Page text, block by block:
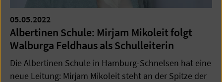
05.05.2022
Albertinen Schule: Mirjam Mikoleit folgt
Walburga Feldhaus als Schulleiterin
Die Albertinen Schule in Hamburg-Schnelsen hat eine
neue Leitung: Mirjam Mikoleit steht an der Spitze der